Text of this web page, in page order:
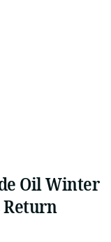
Oil Winter
Return